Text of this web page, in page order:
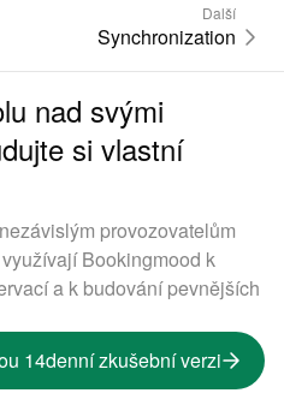
Další
Synchronization
nad svými
si vlastní
provozovatelům
Bookingmood k
a k budování pevnějších
14denní zkušební verzi